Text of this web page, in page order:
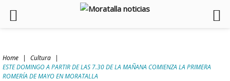
to
content
Home | Cultura
|
ESTE DOMINGO A PARTIR DE LAS 7.30 DE LA MAÑANA COMIENZA LA PRIMERA
ROMERÍA DE MAYO EN MORATALLA